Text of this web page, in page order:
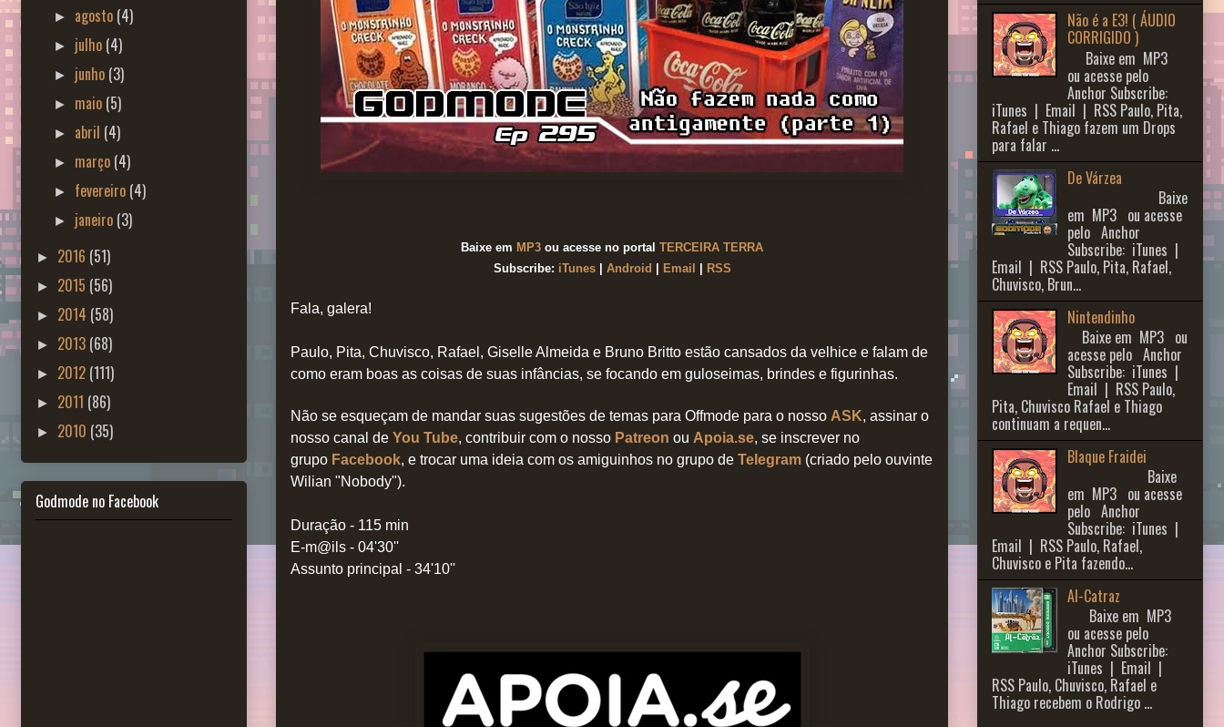
Baixe em MP3 ou acesse no portal TERCEIRA TERRA
Subscribe: iTunes| Android Email RSS
Fala, galera!
Paulo, Pita, Chuvisco, Rafael, Giselle Almeida e Bruno Britto estão cansados da velhice e falam de
como eram boas as coisas de suas infâncias, se focando em guloseimas, brindes e figurinhas.
Não se esqueçam de mandar suas sugestões de temas para Offmode para o nosso ASK, assinar o
nosso canal de You Tube, contribuir com o nosso Patreon ou Apoia.se, se inscrever no
grupo Facebook, e trocar uma ideia com os amiguinhos no grupo de Telegram (criado pelo ouvinte
Wilian "Nobody").
Duração - 115 min
E-m@ils - 04'30''
Assunto principal - 34'10''
► agosto (4)
► julho (4)
► junho (3)
► maio (5)
► abril (4)
► março (4)
► fevereiro (4)
► janeiro (3)
► 2016 (51)
► 2015 (56)
► 2014 (58)
► 2013 (68)
► 2012 (111)
► 2011 (86)
► 2010 (35)
Godmode no Facebook
Não é a E3! ( ÁUDIO
CORRIGIDO )
Baixe em MP3
ou acesse pelo
Anchor Subscribe:
iTunes | Email | RSS Paulo, Pita,
Rafael e Thiago fazem um Drops
para falar ...
De Várzea
Baixe
em MP3 ou acesse
pelo Anchor
Subscribe: iTunes |
Email | RSS Paulo, Pita, Rafael,
Chuvisco, Brun...
Nintendinho
Baixe em MP3 ou
acesse pelo Anchor
Subscribe: iTunes |
Email | RSS Paulo,
Pita, Chuvisco Rafael e Thiago
continuam a requen...
Blaque Fraidei
Baixe
em MP3 ou acesse
pelo Anchor
Subscribe: iTunes |
Email | RSS Paulo, Rafael,
Chuvisco e Pita fazendo...
Al-Catraz
Baixe em MP3
ou acesse pelo
Anchor Subscribe:
iTunes | Email |
RSS Paulo, Chuvisco, Rafael e
Thiago recebem o Rodrigo ...